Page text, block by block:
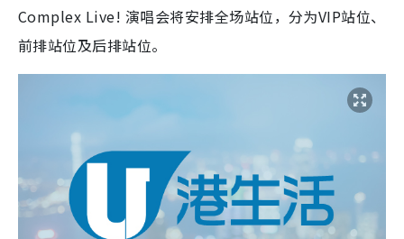
Complex Live! 演唱会将安排全场站位，分为VIP站位、
前排站位及后排站位。